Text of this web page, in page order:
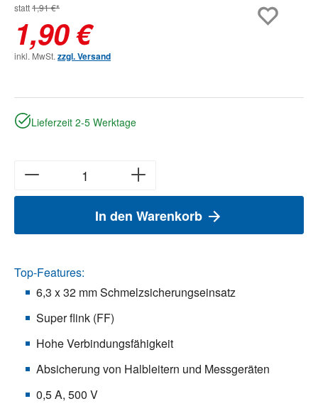
statt1,91 €*
1,90 €
inkl. MwSt. zzgl. Versand
Lieferzeit 2-5 Werktage
In den Warenkorb
Top-Features:
6,3 x 32 mm Schmelzsicherungseinsatz
Super flink (FF)
Hohe Verbindungsfähigkeit
Absicherung von Halbleitern und Messgeräten
0,5 A, 500 V